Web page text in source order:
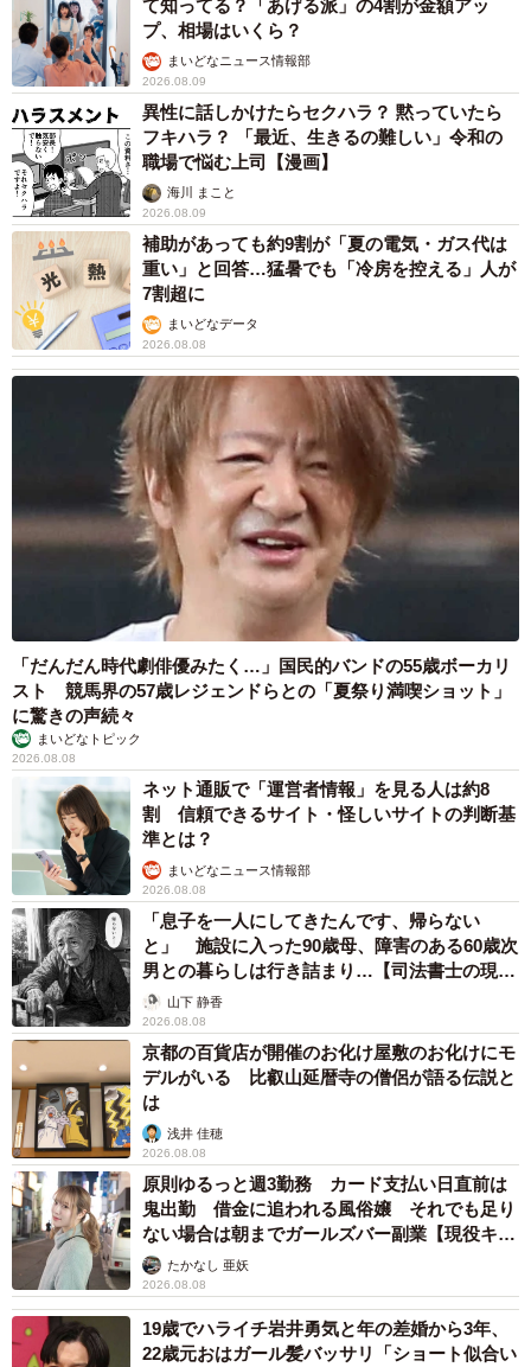
て知ってる？「あげる派」の4割が金額アッ
プ、相場はいくら？
まいどなニュース情報部
2026.08.09
異性に話しかけたらセクハラ？ 黙っていたら
フキハラ？ 「最近、生きるの難しい」令和の
職場で悩む上司【漫画】
海川 まこと
2026.08.09
補助があっても約9割が「夏の電気・ガス代は
重い」と回答…猛暑でも「冷房を控える」人が
7割超に
まいどなデータ
2026.08.08
「だんだん時代劇俳優みたく…」国民的バンドの55歳ボーカリ
スト 競馬界の57歳レジェンドらとの「夏祭り満喫ショット」
に驚きの声続々
まいどなトピック
2026.08.08
ネット通販で「運営者情報」を見る人は約8
割 信頼できるサイト・怪しいサイトの判断基
準とは？
まいどなニュース情報部
2026.08.08
「息子を一人にしてきたんです、帰らない
と」 施設に入った90歳母、障害のある60歳次
男との暮らしは行き詰まり…【司法書士の現場
から】山下 静香
2026.08.08
京都の百貨店が開催のお化け屋敷のお化けにモ
デルがいる 比叡山延暦寺の僧侶が語る伝説と
は
浅井 佳穂
2026.08.08
原則ゆるっと週3勤務 カード支払い日直前は
鬼出勤 借金に追われる風俗嬢 それでも足り
ない場合は朝までガールズバー副業【現役キャ
ストに取材】
たかなし 亜妖
2026.08.08
19歳でハライチ岩井勇気と年の差婚から3年、
22歳元おはガール髪バッサリ「ショート似合い